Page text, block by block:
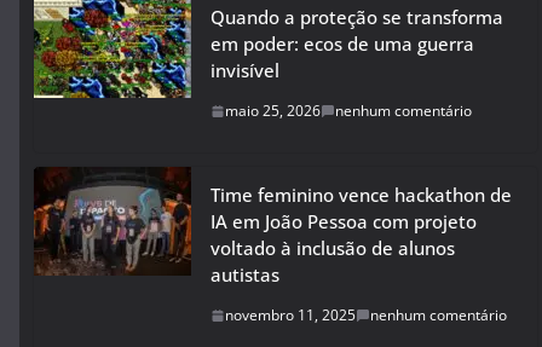
Quando a proteção se transforma
em poder: ecos de uma guerra
invisível
maio 25, 2026 nenhum comentário
Time feminino vence hackathon de
IA em João Pessoa com projeto
voltado à inclusão de alunos
autistas
novembro 11, 2025 nenhum comentário